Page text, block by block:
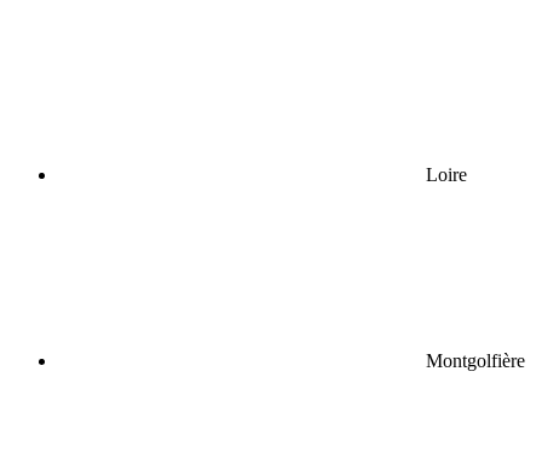
Loire
Montgolfière